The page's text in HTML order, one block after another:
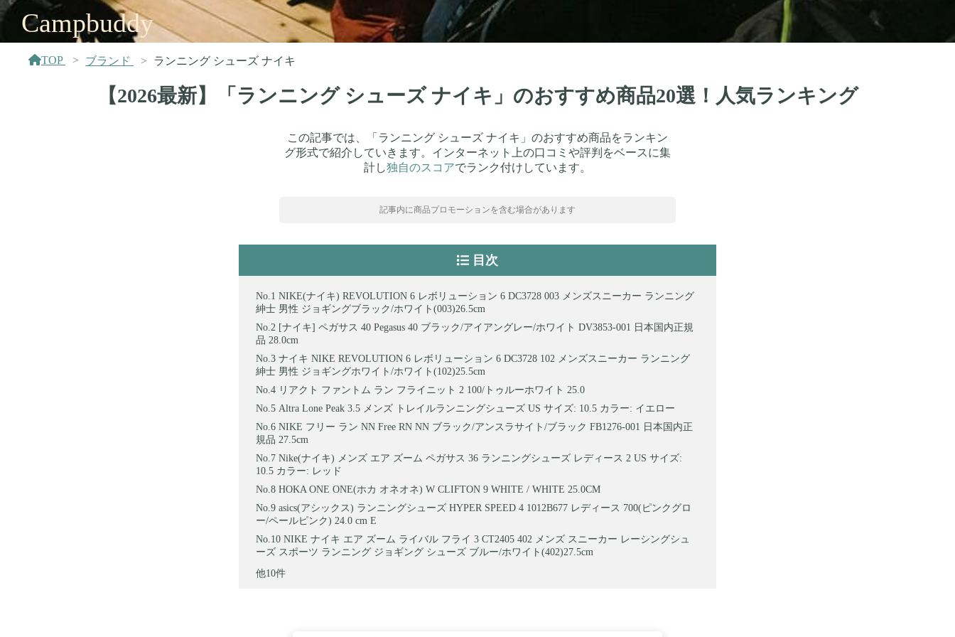
Campbuddy
TOP ブランド ランニング シューズ ナイキ
【2026最新】「ランニング シューズ ナイキ」のおすすめ商品20選！人気ランキング
この記事では、「ランニング シューズ ナイキ」のおすすめ商品をランキン
グ形式で紹介していきます。インターネット上の口コミや評判をベースに集
計し独自のスコアでランク付けしています。
記事内に商品プロモーションを含む場合があります
目次
NIKE(ナイキ) REVOLUTION 6 レボリューション 6 DC3728 003 メンズスニーカー ランニング
紳士 男性 ジョギングブラック/ホワイト(003)26.5cm
[ナイキ] ペガサス 40 Pegasus 40 ブラック/アイアングレー/ホワイト DV3853-001 日本国内正規
品 28.0cm
ナイキ NIKE REVOLUTION 6 レボリューション 6 DC3728 102 メンズスニーカー ランニング
紳士 男性 ジョギングホワイト/ホワイト(102)25.5cm
リアクト ファントム ラン フライニット 2 100/トゥルーホワイト 25.0
Altra Lone Peak 3.5 メンズ トレイルランニングシューズ US サイズ: 10.5 カラー: イエロー
NIKE フリー ラン NN Free RN NN ブラック/アンスラサイト/ブラック FB1276-001 日本国内正
規品 27.5cm
Nike(ナイキ) メンズ エア ズーム ペガサス 36 ランニングシューズ レディース 2 US サイズ:
10.5 カラー: レッド
HOKA ONE ONE(ホカ オネオネ) W CLIFTON 9 WHITE / WHITE 25.0CM
asics(アシックス) ランニングシューズ HYPER SPEED 4 1012B677 レディース 700(ピンクグロ
ー/ペールピンク) 24.0 cm E
NIKE ナイキ エア ズーム ライバル フライ 3 CT2405 402 メンズ スニーカー レーシングシュ
ーズ スポーツ ランニング ジョギング シューズ ブルー/ホワイト(402)27.5cm
他10件